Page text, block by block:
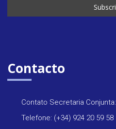
Contacto
Contato Secretaria Conjunta:
Telefone: (+34) 924 20 59 58